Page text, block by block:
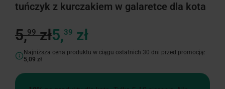
tuńczyk z kurczakiem w galaretce dla kota
5,99zł5,39 zł
Najniższa cena produktu w ciągu ostatnich 30 dni przed promocją:
5,09 zł